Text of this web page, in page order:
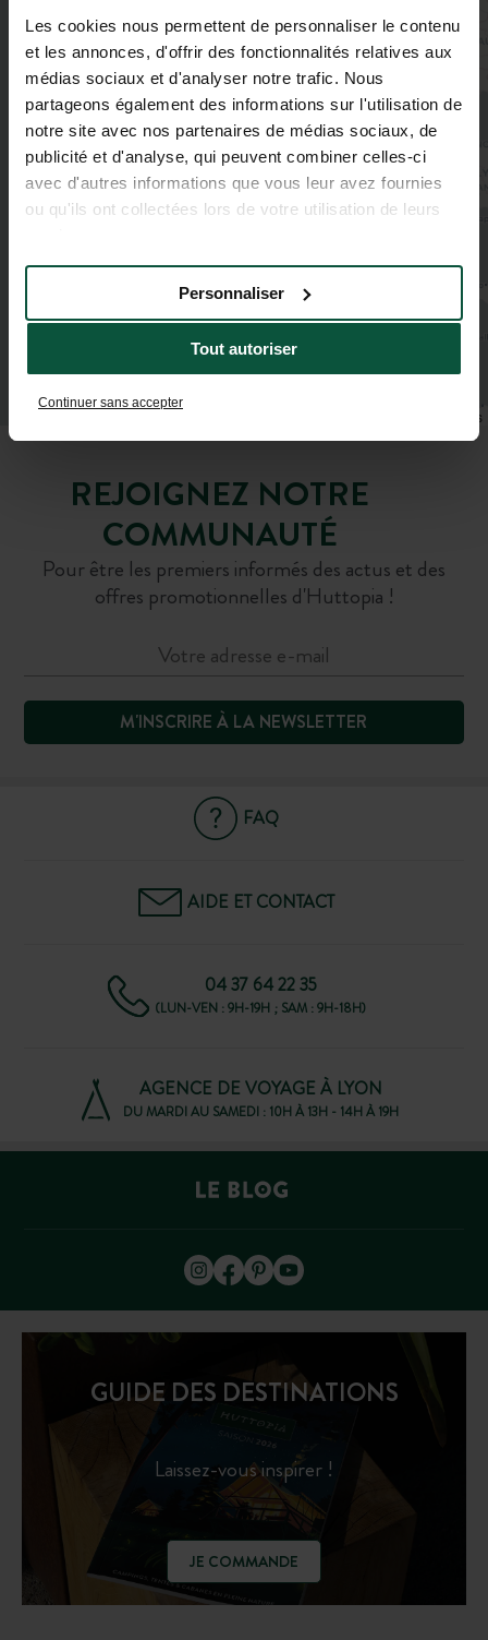
Les cookies nous permettent de personnaliser le contenu
et les annonces, d'offrir des fonctionnalités relatives aux
médias sociaux et d'analyser notre trafic. Nous
partageons également des informations sur l'utilisation de
notre site avec nos partenaires de médias sociaux, de
publicité et d'analyse, qui peuvent combiner celles-ci
avec d'autres informations que vous leur avez fournies
ou qu'ils ont collectées lors de votre utilisation de leurs
Tout autoriser
Personnaliser
Continuer sans accepter
4
contributors
REJOIGNEZ NOTRE
COMMUNAUTÉ
Pour être les premiers informés des actus et des
offres promotionnelles d'Huttopia !
M'INSCRIRE À LA NEWSLETTER
FAQ
AIDE ET CONTACT
04 37 64 22 35
(LUN-VEN : 9H-19H ; SAM : 9H-18H)
AGENCE DE VOYAGE À LYON
DU MARDI AU SAMEDI : 10H À 13H - 14H À 19H
GUIDE DES DESTINATIONS
Laissez-vous inspirer !
JE COMMANDE